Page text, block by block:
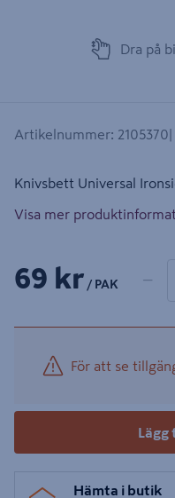
Dra på
Artikelnummer: 2105370
Knivsbett Universal
Visa mer
69 kr / PAK −
För att se
Lägg
Hämta i butik